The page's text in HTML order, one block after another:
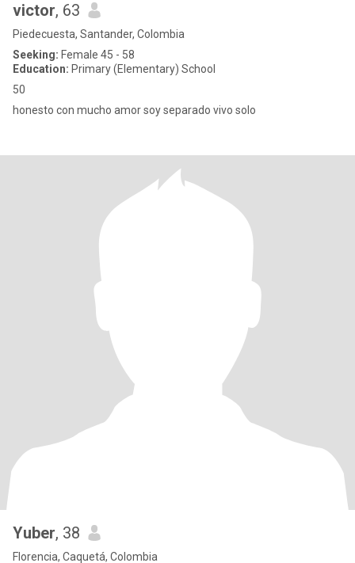
victor, 63
Piedecuesta, Santander, Colombia
Seeking: Female 45 - 58
Education: Primary (Elementary) School
50
honesto con mucho amor soy separado vivo solo
Yuber, 38
Florencia, Caquetá, Colombia